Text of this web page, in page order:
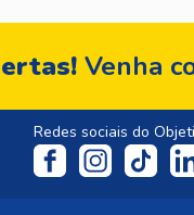
Venha
Redes sociais do